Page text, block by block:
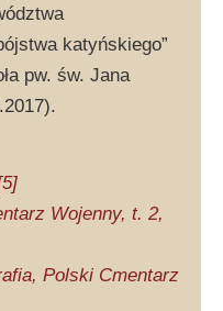
katyńskiego”
pw. św. Jana
Wojenny, t. 2,
Polski Cmentarz